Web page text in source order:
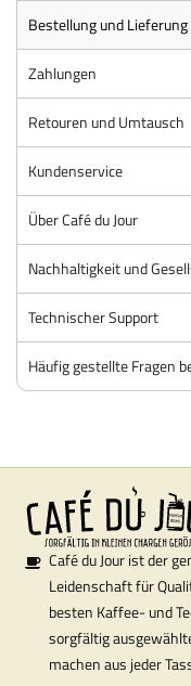
Bestellung und Lieferung
Zahlungen
Retouren und Umtausch
Kundenservice
Über Café du Jour
Nachhaltigkeit und
Technischer Support
Häufig gestellte Fragen
Café du Jour ist der
Leidenschaft für
besten Kaffee- und
sorgfältig
machen aus jeder